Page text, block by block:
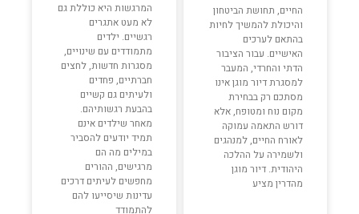
החיים, תחושת הביטחון
והיכולת להמשיך לחיות
בהתאם לערכים
האישיים. עבור הציבור
הדתי והחרדי, המעבר
למסגרת דיור מוגן אינו
מסתכם רק בבחירת
מקום נוח ומטופח, אלא
דורש התאמה עמוקה
לאורח החיים, למנהגים
ולשמירה על ההלכה
היהודית. דיור מוגן
מהדרין מציע
המרגשות היא כוללת גם
לא מעט אתגרים
רגשיים. ילדים
מתמודדים עם שינויים,
מסגרות חדשות, לחצים
חברתיים, פחדים
ולעיתים גם קשיים
בהבעת רגשותיהם.
מאחר שילדים אינם
תמיד יודעים להסביר
במילים מה הם
מרגישים, ההורים
מחפשים לעיתים דרכים
עדינות שיסייעו להם
להתמודד